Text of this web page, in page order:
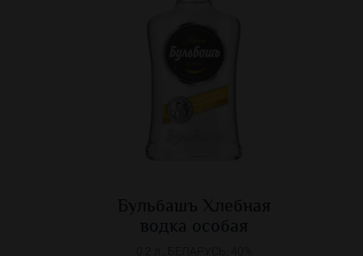
Бульбашъ Хлебная
водка особая